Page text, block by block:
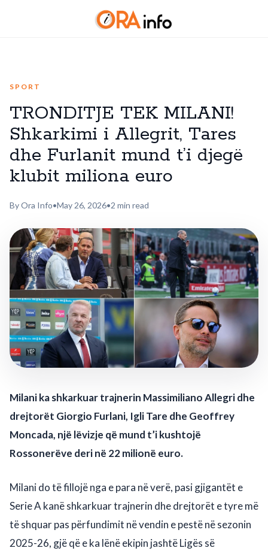
SPORT
TRONDITJE TEK MILANI!
Shkarkimi i Allegrit, Tares
dhe Furlanit mund t’i djegë
klubit miliona euro
By Ora Info•May 26, 2026•2 min read
Milani ka shkarkuar trajnerin Massimiliano Allegri dhe
drejtorët Giorgio Furlani, Igli Tare dhe Geoffrey
Moncada, një lëvizje që mund t’i kushtojë
Rossonerëve deri në 22 milionë euro.
Milani do të fillojë nga e para në verë, pasi gjigantët e
Serie A kanë shkarkuar trajnerin dhe drejtorët e tyre më
të shquar pas përfundimit në vendin e pestë në sezonin
2025-26, gjë që e ka lënë ekipin jashtë Ligës së